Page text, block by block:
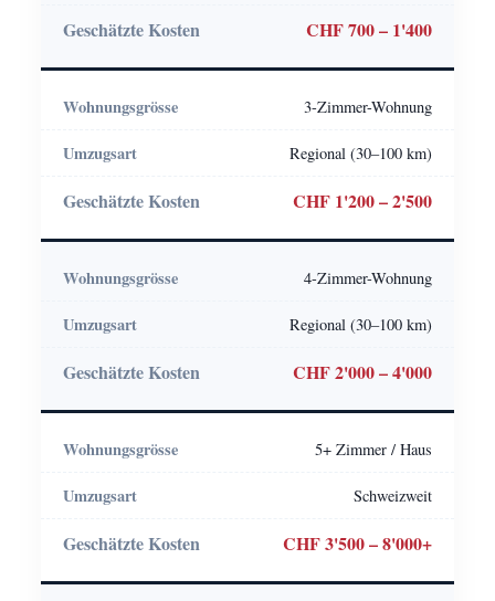
CHF 700 – 1'400
3-Zimmer-Wohnung
Regional (30–100 km)
CHF 1'200 – 2'500
4-Zimmer-Wohnung
Regional (30–100 km)
CHF 2'000 – 4'000
5+ Zimmer / Haus
Schweizweit
CHF 3'500 – 8'000+